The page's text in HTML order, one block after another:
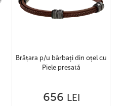
Brățara p/u bărbați din oțel cu
Piele presată
656 LEI